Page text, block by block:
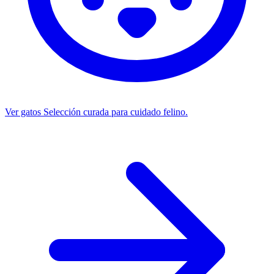
Ver gatos Selección curada para cuidado felino.